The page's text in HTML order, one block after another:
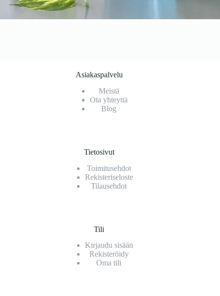
Asiakaspalvelu
Meistä
Ota yhteyttä
Blog
Tietosivut
Toimitusehdot
Rekisteriseloste
Tilausehdot
Tili
Kirjaudu sisään
Rekisteröidy
Oma tili